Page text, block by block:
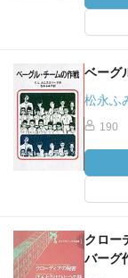
ベーグ
松永ふ
190
クロー
バーグ